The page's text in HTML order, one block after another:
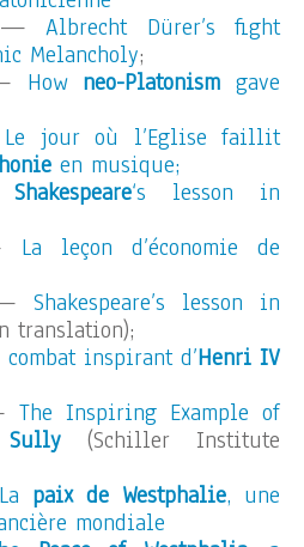
Albrecht Dürer’s fight
Melancholy;
How neo-Platonism gave
Le jour où l’Eglise faillit
en musique;
Shakespeare‘s lesson in
La leçon d’économie de
Shakespeare’s lesson in
translation);
combat inspirant d’Henri IV
The Inspiring Example of
Sully (Schiller Institute
La paix de Westphalie, une
mondiale